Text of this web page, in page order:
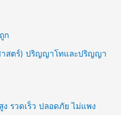
ก
าสตร์) ปริญญาโทและปริญญา
รวดเร็ว ปลอดภัย ไม่แพง